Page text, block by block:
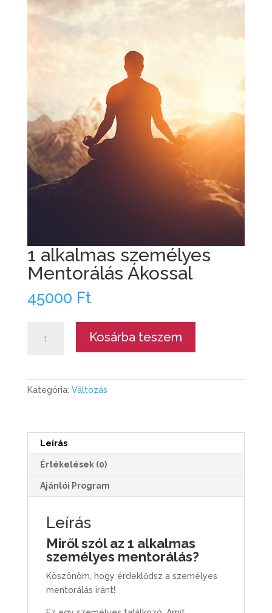
1 alkalmas személyes
Mentorálás Ákossal
45000 Ft
alkalmas
mennyiség
Kosárba teszem
Kategória: Változás
Leírás
Értékelések (0)
Ajánlói Program
Leírás
Miről szól az 1 alkalmas
személyes mentorálás?
Köszönöm, hogy érdeklődsz a személyes
mentorálás iránt!